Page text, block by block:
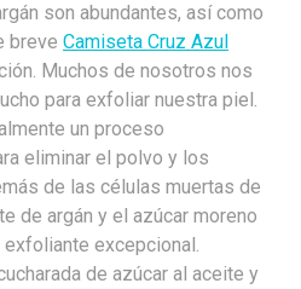
son abundantes, así como
breve Camiseta Cruz Azul
Muchos de nosotros nos
para exfoliar nuestra piel.
un proceso
eliminar el polvo y los
de las células muertas de
de argán y el azúcar moreno
excepcional.
de azúcar al aceite y